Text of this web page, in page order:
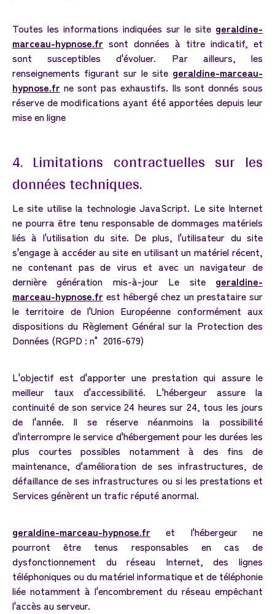
Toutes les informations indiquées sur le site geraldine-
marceau-hypnose.fr sont données à titre indicatif, et
sont susceptibles d'évoluer. Par ailleurs, les
renseignements figurant sur le site geraldine-marceau-
hypnose.fr ne sont pas exhaustifs. Ils sont donnés sous
réserve de modifications ayant été apportées depuis leur
mise en ligne
4. Limitations contractuelles sur les
donnéestechniques.
Le site utilise la technologie JavaScript. Le site Internet
ne pourra être tenu responsable de dommages matériels
liés à l'utilisation du site. De plus, l'utilisateur du site
s'engage à accéder au site en utilisant un matériel récent,
ne contenant pas de virus et avec un navigateur de
dernière génération mis-à-jour Le site geraldine-
marceau-hypnose.fr est hébergé chez un prestataire sur
le territoire de l'Union Européenne conformément aux
dispositions du Règlement Général sur la Protection des
Données (RGPD : n° 2016-679)
L'objectif est d'apporter une prestation qui assure le
meilleur taux d'accessibilité. L'hébergeur assure la
continuité de son service 24 heures sur 24, tous les jours
de l'année. Il se réserve néanmoins la possibilité
d'interrompre le service d'hébergement pour les durées les
plus courtes possibles notamment à des fins de
maintenance, d'amélioration de ses infrastructures, de
défaillance de ses infrastructures ou si les prestations et
Services génèrent un trafic réputé anormal.
geraldine-marceau-hypnose.fr et l'hébergeur ne
pourront être tenus responsables en cas de
dysfonctionnement du réseau Internet, des lignes
téléphoniques ou du matériel informatique et de téléphonie
liée notamment à l'encombrement du réseau empêchant
l'accès au serveur.